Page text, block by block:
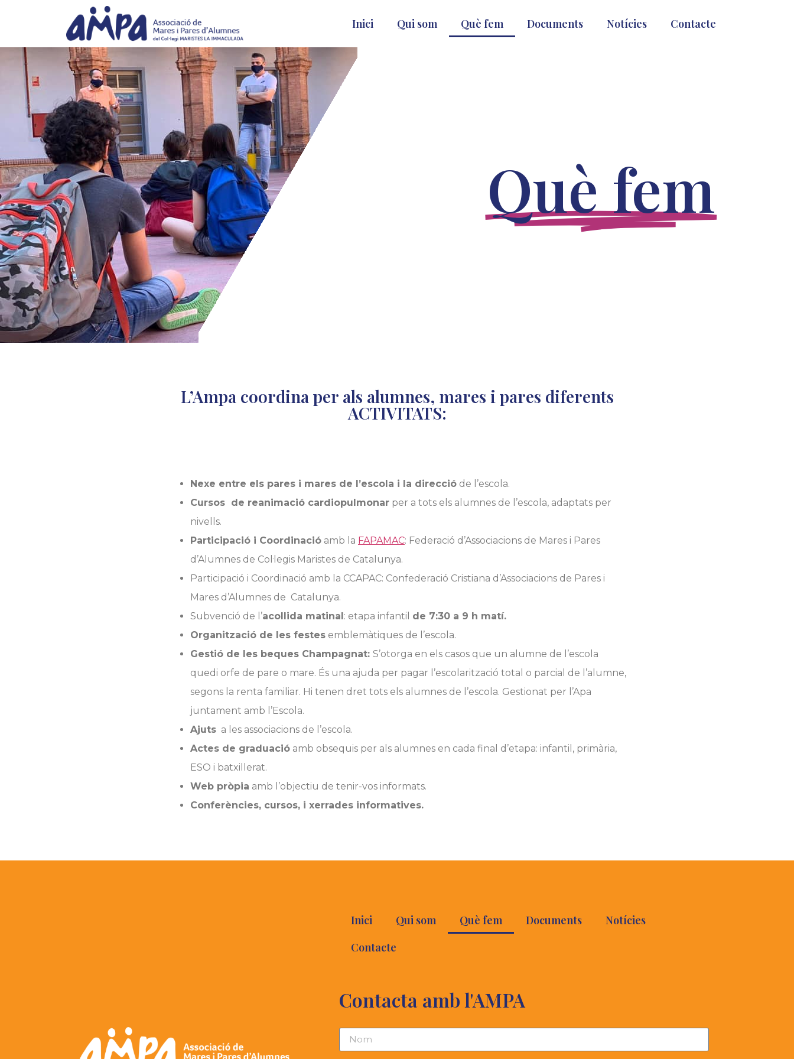
Inici Qui som Què fem Documents Notícies Contacte
Què fem
L’Ampa coordina per als alumnes, mares i pares diferents
ACTIVITATS:
Nexe entre els pares i mares de l’escola i la direcció de l’escola.
Cursos de reanimació cardiopulmonar per a tots els alumnes de l’escola, adaptats per
nivells.
Participació i Coordinació amb la FAPAMAC: Federació d’Associacions de Mares i Pares
d’Alumnes de Col·legis Maristes de Catalunya.
Participació i Coordinació amb la CCAPAC: Confederació Cristiana d’Associacions de Pares i
Mares d’Alumnes de Catalunya.
Subvenció de l’acollida matinal : etapa infantil de 7:30 a 9 h matí.
Organització de les festes emblemàtiques de l’escola.
Gestió de les beques Champagnat: S’otorga en els casos que un alumne de l’escola
quedi orfe de pare o mare. És una ajuda per pagar l’escolarització total o parcial de l’alumne,
segons la renta familiar. Hi tenen dret tots els alumnes de l’escola. Gestionat per l’Apa
juntament amb l’Escola.
Ajuts a les associacions de l’escola.
Actes de graduació amb obsequis per als alumnes en cada final d’etapa: infantil, primària,
ESO i batxillerat.
Web pròpia amb l’objectiu de tenir-vos informats.
Conferències, cursos, i xerrades informatives.
Inici Qui som Què fem Documents
Notícies
Contacte
Contacta amb l'AMPA